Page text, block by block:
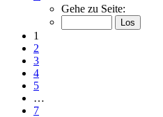
von
Gehe zu Seite:
1
2
3
4
5
…
7